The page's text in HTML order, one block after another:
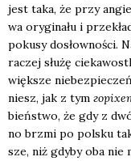
jest taka, że przy
wa ory­gi­na­łu i
poku­sy dosłow­no­ści.
raczej słu­żę
więk­sze
niesz, jak z tym
bień­stwo, że gdy z
no brzmi po pol­sku
sze, niż gdy­by oba